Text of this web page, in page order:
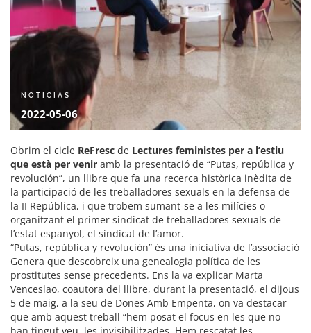
NOTICIAS
2022-05-06
Obrim el cicle ReFresc de Lectures feministes per a l’estiu
que està per venir amb la presentació de “Putas, república y
revolución”, un llibre que fa una recerca històrica inèdita de
la participació de les treballadores sexuals en la defensa de
la II República, i que trobem sumant-se a les milícies o
organitzant el primer sindicat de treballadores sexuals de
l’estat espanyol, el sindicat de l’amor.
“Putas, república y revolución” és una iniciativa de l’associació
Genera que descobreix una genealogia política de les
prostitutes sense precedents. Ens la va explicar Marta
Venceslao, coautora del llibre, durant la presentació, el dijous
5 de maig, a la seu de Dones Amb Empenta, on va destacar
que amb aquest treball “hem posat el focus en les que no
han tingut veu, les invisibilitzades. Hem rescatat les